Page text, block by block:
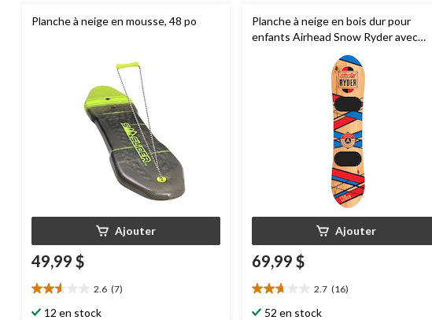
Planche à neige en mousse, 48 po
Ajouter
49,99 $
2.6 (7)
2.6
étoile(s)
12 en stock
Planche à neige en bois dur pour
enfants Airhead Snow Ryder avec
fixations ajustables en Velcro pour les
débutants, 130 cm
Ajouter
69,99 $
2.7 (16)
2.7
étoile(s)
52 en stock